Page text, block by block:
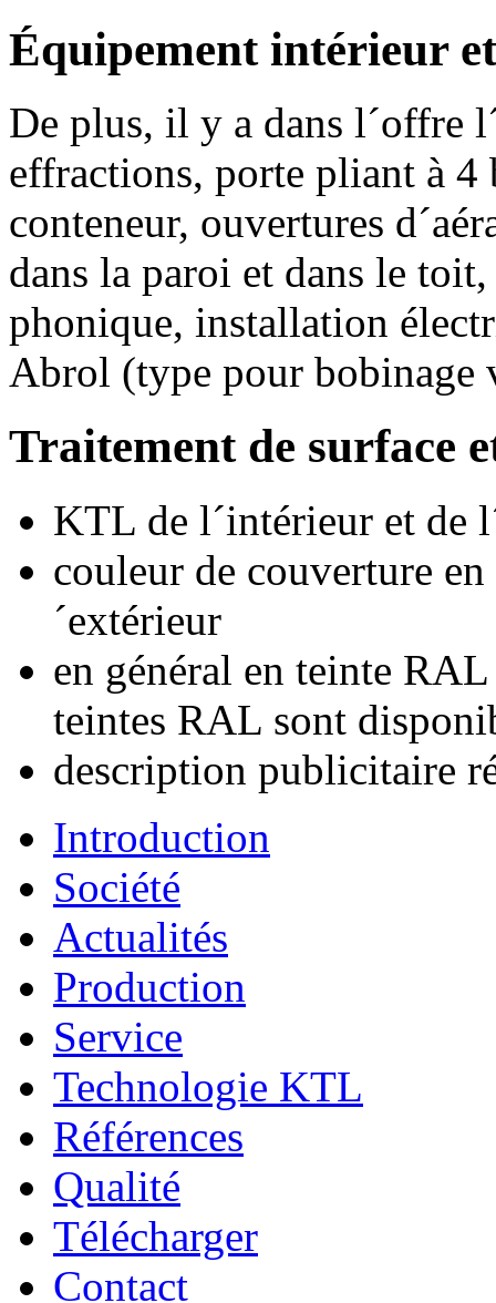
Équipement intérieur
De plus, il y a dans l´offre
effractions, porte pliant à 4
conteneur, ouvertures
dans la paroi et dans le
phonique, installation
Abrol (type pour bobinage
Traitement de surface
KTL de l´intérieur et de
couleur de couverture
´extérieur
en général en teinte
teintes RAL sont
description publicitaire
Introduction
Société
Actualités
Production
Service
Technologie KTL
Références
Qualité
Télécharger
Contact